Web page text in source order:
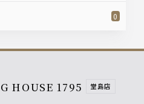
0
HOUSE 1795 堂島店